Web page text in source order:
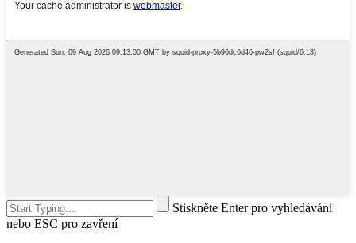
Stiskněte Enter pro vyhledávání
nebo ESC pro zavření